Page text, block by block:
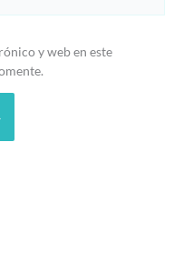
y web en este